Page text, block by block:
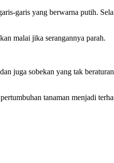
garis yang berwarna putih.
malai jika serangannya parah.
juga sobekan yang tak
tanaman menjadi